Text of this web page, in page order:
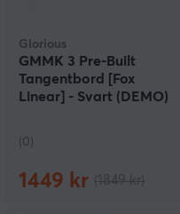
Glorious
GMMK 3 Pre-Built
Tangentbord [Fox
Linear] - Svart (DEMO)
(0)
1449 kr